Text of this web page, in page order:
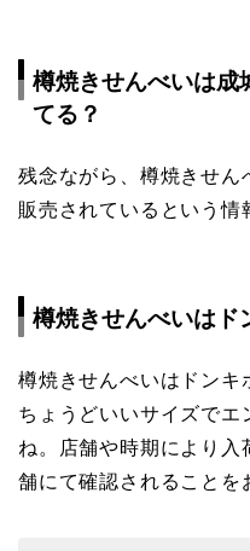
樽焼きせんべいは成
てる？
残念ながら、樽焼きせん
販売されているという情
樽焼きせんべいはド
樽焼きせんべいはドンキ
ちょうどいいサイズでエ
ね。店舗や時期により入
舗にて確認されることを